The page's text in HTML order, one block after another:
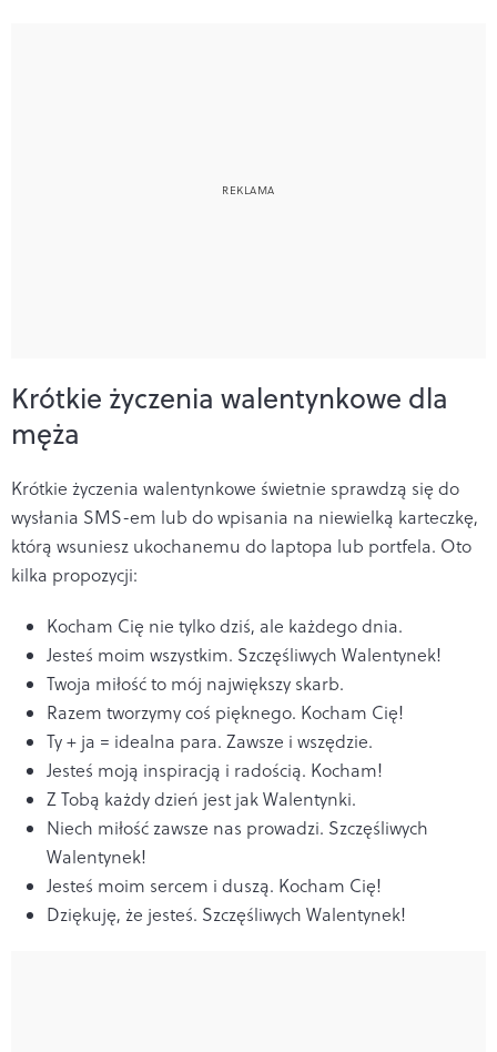
Krótkie życzenia walentynkowe dla
męża
Krótkie życzenia walentynkowe świetnie sprawdzą się do
wysłania SMS-em lub do wpisania na niewielką karteczkę,
którą wsuniesz ukochanemu do laptopa lub portfela. Oto
kilka propozycji:
Kocham Cię nie tylko dziś, ale każdego dnia.
Jesteś moim wszystkim. Szczęśliwych Walentynek!
Twoja miłość to mój największy skarb.
Razem tworzymy coś pięknego. Kocham Cię!
Ty + ja = idealna para. Zawsze i wszędzie.
Jesteś moją inspiracją i radością. Kocham!
Z Tobą każdy dzień jest jak Walentynki.
Niech miłość zawsze nas prowadzi. Szczęśliwych
Walentynek!
Jesteś moim sercem i duszą. Kocham Cię!
Dziękuję, że jesteś. Szczęśliwych Walentynek!